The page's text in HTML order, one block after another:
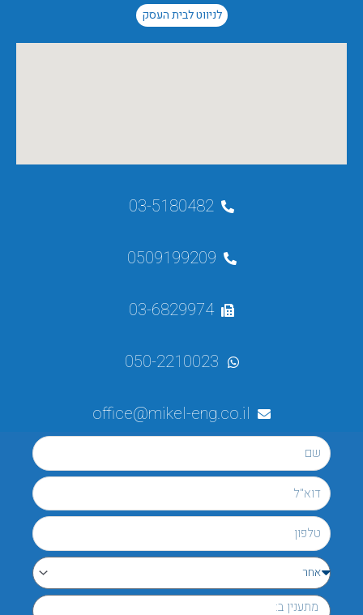
לניווט לבית העסק
03-5180482
0509199209
03-6829974
050-2210023
office@mikel-eng.co.il